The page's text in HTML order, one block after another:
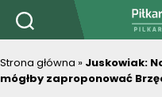
Strona główna » Juskowiak:
mógłby zaproponować